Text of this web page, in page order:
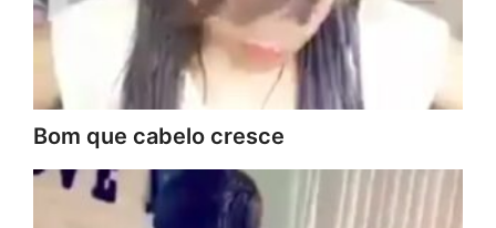
Bom que cabelo cresce